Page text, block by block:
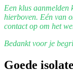
Een klus
hierboven. Eén van
contact op om het
Bedankt voor je
Goede